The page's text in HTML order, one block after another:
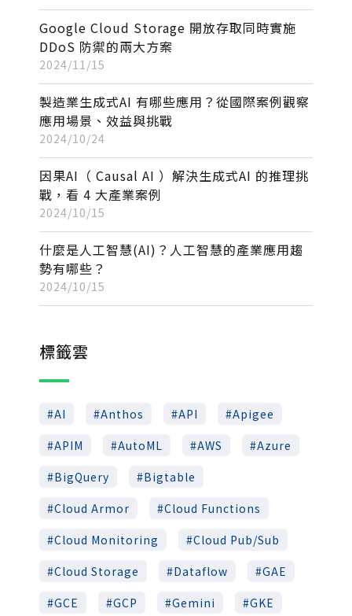
Google Cloud Storage 開放存取同時實施
DDoS 防禦的兩大方案
2024/11/15
製造業生成式AI 有哪些應用？從國際案例觀察
應用場景、效益與挑戰
2024/10/24
因果AI（ Causal AI ）解決生成式AI 的推理挑
戰，看 4 大產業案例
2024/10/15
什麼是人工智慧(AI)？人工智慧的產業應用趨
勢有哪些？
2024/10/15
標籤雲
AI Anthos API
Apigee
APIM
AutoML AWS
Azure
BigQuery
Bigtable
Cloud Armor
Cloud Functions
Cloud Monitoring
Cloud Pub/Sub
Cloud Storage
Dataflow
GAE
GCE
GCP Gemini
GKE